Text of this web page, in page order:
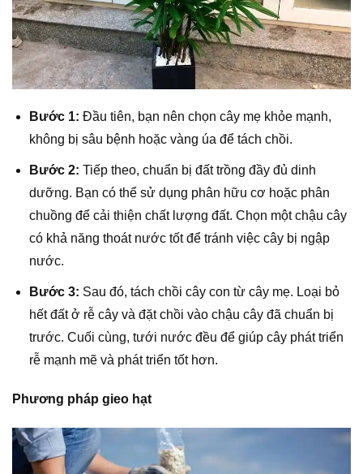
Bước 1: Đầu tiên, bạn nên chọn cây mẹ khỏe mạnh,
không bị sâu bệnh hoặc vàng úa để tách chồi.
Bước 2: Tiếp theo, chuẩn bị đất trồng đầy đủ dinh
dưỡng. Bạn có thể sử dụng phân hữu cơ hoặc phân
chuồng để cải thiện chất lượng đất. Chọn một chậu cây
có khả năng thoát nước tốt để tránh việc cây bị ngập
nước.
Bước 3: Sau đó, tách chồi cây con từ cây mẹ. Loại bỏ
hết đất ở rễ cây và đặt chồi vào chậu cây đã chuẩn bị
trước. Cuối cùng, tưới nước đều để giúp cây phát triển
rễ mạnh mẽ và phát triển tốt hơn.
Phương pháp gieo hạt